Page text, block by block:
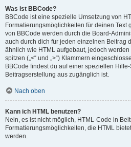
Was ist BBCode?
BBCode ist eine spezielle Umsetzung von
Formatierungsmöglichkeiten für deinen Text
von BBCode werden durch die Board-
auch durch dich für jeden einzelnen Beitrag
ähnlich wie HTML aufgebaut, jedoch werden
spitzen („<“ und „>“) Klammern
BBCode findest du auf einer speziellen
Beitragserstellung aus zugänglich ist.
Nach oben
Kann ich HTML benutzen?
Nein, es ist nicht möglich, HTML-Code in
Formatierungsmöglichkeiten, die HTML
werden.